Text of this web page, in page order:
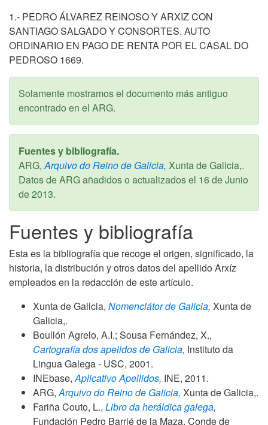
1.- PEDRO ÁLVAREZ REINOSO Y ARXIZ CON
SANTIAGO SALGADO Y CONSORTES. AUTO
ORDINARIO EN PAGO DE RENTA POR EL CASAL DO
PEDROSO 1669.
Solamente mostramos el documento más antiguo
encontrado en el ARG.
Fuentes y bibliografía.
ARG,Arquivo do Reino de Galicia, Xunta de Galicia,.
Datos de ARG añadidos o actualizados el 16 de Junio
de 2013.
Fuentes y bibliografía
Esta es la bibliografía que recoge el origen, significado, la
historia, la distribución y otros datos del apellido Arxíz
empleados en la redacción de este artículo.
Xunta de Galicia, Nomenclátor de Galicia, Xunta de
Galicia,.
Boullón Agrelo, A.I.; Sousa Fernández, X.,
Cartografía dos apelidos de Galicia, Instituto da
Lingua Galega - USC, 2001.
INEbase,Aplicativo Apellidos, INE, 2011.
ARG,Arquivo do Reino de Galicia, Xunta de Galicia,.
Fariña Couto, L., Libro da heráldica galega,
Fundación Pedro Barrié de la Maza, Conde de